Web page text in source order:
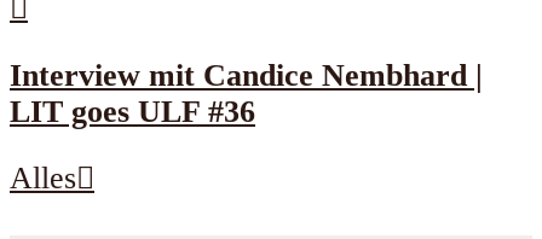
Interview mit Candice Nembhard |
LIT goes ULF #36
Alles